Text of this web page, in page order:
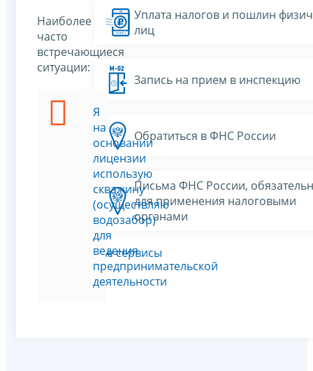
Наиболее
часто
встречающиеся
ситуации:
Я
на
основании
лицензии
использую
скважину
(осуществляю
водозабор)
для
ведения
предпринимательской
деятельности
Уплата налогов и пошлин
лиц
Запись на прием в инспекцию
Обратиться в ФНС России
Письма ФНС России,
для применения налоговыми
органами
Все сервисы